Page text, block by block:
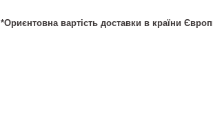
*Ориєнтовна вартість доставки в країни